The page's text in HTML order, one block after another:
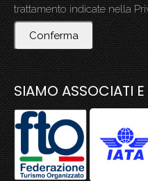
trattamento indicate nella
Conferma
SIAMO ASSOCIATI